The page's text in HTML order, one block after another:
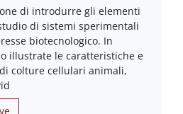
di introdurre gli elementi
di sistemi sperimentali
biotecnologico. In
illustrate le caratteristiche e
colture cellulari animali,